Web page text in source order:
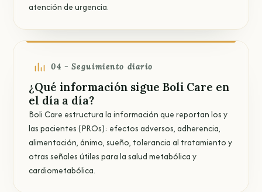
atención de urgencia.
04 - Seguimiento diario
¿Qué información sigue Boli Care en
el día a día?
Boli Care estructura la información que reportan los y
las pacientes (PROs): efectos adversos, adherencia,
alimentación, ánimo, sueño, tolerancia al tratamiento y
otras señales útiles para la salud metabólica y
cardiometabólica.